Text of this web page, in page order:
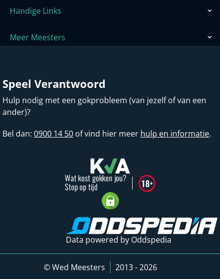
Handige Links
Meer Meesters
Speel Verantwoord
Hulp nodig met een gokprobleem (van jezelf of van een
ander)?
Bel dan: 0900 14 50 of vind hier meer hulp en informatie.
Data powered by Oddspedia
© Wed Meesters 2013 - 2026